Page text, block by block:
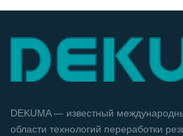
DEKUMA — известный
области технологий переработки